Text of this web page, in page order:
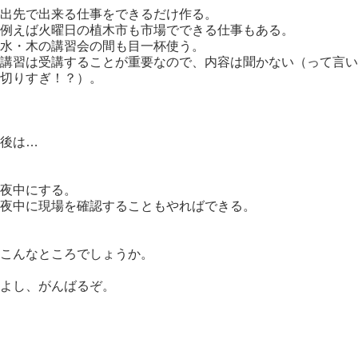
出先で出来る仕事をできるだけ作る。
例えば火曜日の植木市も市場でできる仕事もある。
水・木の講習会の間も目一杯使う。
講習は受講することが重要なので、内容は聞かない（って言い
切りすぎ！？）。
後は…
夜中にする。
夜中に現場を確認することもやればできる。
こんなところでしょうか。
よし、がんばるぞ。